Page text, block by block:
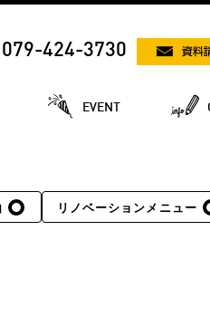
079-424-3730
EVENT
リノベーションメニュー